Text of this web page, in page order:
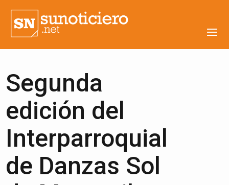
Segunda
edición del
Interparroquial
de Danzas Sol